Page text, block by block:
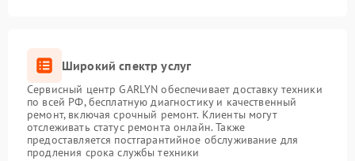
Широкий спектр услуг
Сервисный центр GARLYN обеспечивает доставку техники
по всей РФ, бесплатную диагностику и качественный
ремонт, включая срочный ремонт. Клиенты могут
отслеживать статус ремонта онлайн. Также
предоставляется постгарантийное обслуживание для
продления срока службы техники